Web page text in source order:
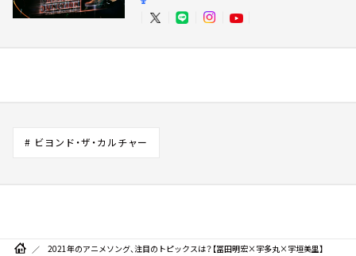
# ビヨンド・ザ・カルチャー
2021年のアニメソング、注目のトピックスは？【冨田明宏×宇多丸×宇垣美里】